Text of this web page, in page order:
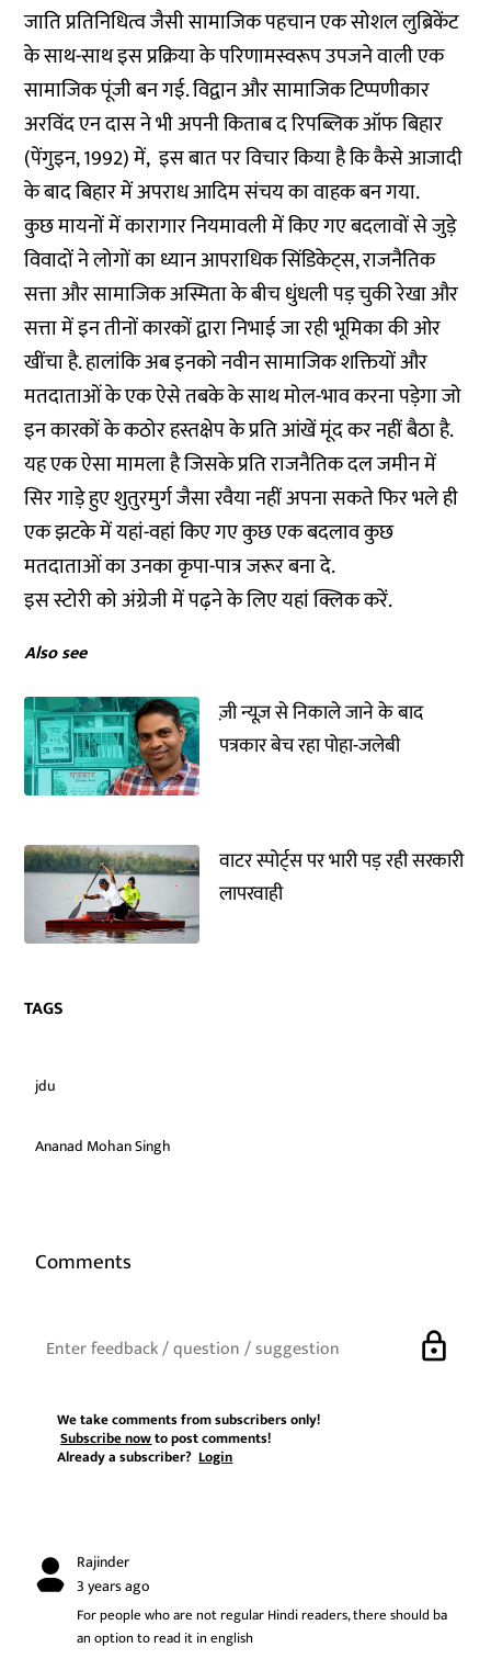
जाति प्रतिनिधित्व जैसी सामाजिक पहचान एक सोशल लुब्रिकेंट
के साथ-साथ इस प्रक्रिया के परिणामस्वरूप उपजने वाली एक
सामाजिक पूंजी बन गई. विद्वान और सामाजिक टिप्पणीकार
अरविंद एन दास ने भी अपनी किताब द रिपब्लिक ऑफ बिहार
(पेंगुइन, 1992) में, इस बात पर विचार किया है कि कैसे आजादी
के बाद बिहार में अपराध आदिम संचय का वाहक बन गया.
कुछ मायनों में कारागार नियमावली में किए गए बदलावों से जुड़े
विवादों ने लोगों का ध्यान आपराधिक सिंडिकेट्स, राजनैतिक
सत्ता और सामाजिक अस्मिता के बीच धुंधली पड़ चुकी रेखा और
सत्ता में इन तीनों कारकों द्वारा निभाई जा रही भूमिका की ओर
खींचा है. हालांकि अब इनको नवीन सामाजिक शक्तियों और
मतदाताओं के एक ऐसे तबके के साथ मोल-भाव करना पड़ेगा जो
इन कारकों के कठोर हस्तक्षेप के प्रति आंखें मूंद कर नहीं बैठा है.
यह एक ऐसा मामला है जिसके प्रति राजनैतिक दल जमीन में
सिर गाड़े हुए शुतुरमुर्ग जैसा रवैया नहीं अपना सकते फिर भले ही
एक झटके में यहां-वहां किए गए कुछ एक बदलाव कुछ
मतदाताओं का उनका कृपा-पात्र जरूर बना दे.
इस स्टोरी को अंग्रेजी में पढ़ने के लिएयहांक्लिक करें.
Also see
ज़ी न्यूज़ से निकाले जाने के बाद
पत्रकार बेच रहा पोहा-जलेबी
वाटर स्पोर्ट्स पर भारी पड़ रही सरकारी
लापरवाही
TAGS
jdu
Ananad Mohan Singh
Comments
lock
We take comments from subscribers only!
Subscribe nowto post comments!
Already a subscriber?Login
Rajinder
3 years ago
For people who are not regular Hindi readers, there should ba
an option to read it in english